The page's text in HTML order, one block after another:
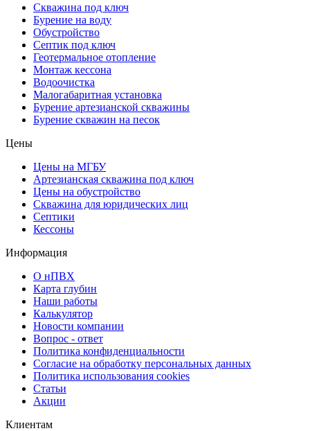
Скважина под ключ
Бурение на воду
Обустройство
Септик под ключ
Геотермальное отопление
Монтаж кессона
Водоочистка
Малогабаритная установка
Бурение артезианской скважины
Бурение скважин на песок
Цены
Цены на МГБУ
Артезианская скважина под ключ
Цены на обустройство
Скважина для юридических лиц
Септики
Кессоны
Информация
О нПВХ
Карта глубин
Наши работы
Калькулятор
Новости компании
Вопрос - ответ
Политика конфиденциальности
Согласие на обработку персональных данных
Политика использования cookies
Статьи
Акции
Клиентам